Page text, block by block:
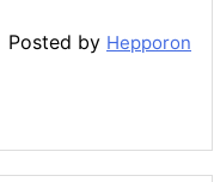
Posted by Hepporon